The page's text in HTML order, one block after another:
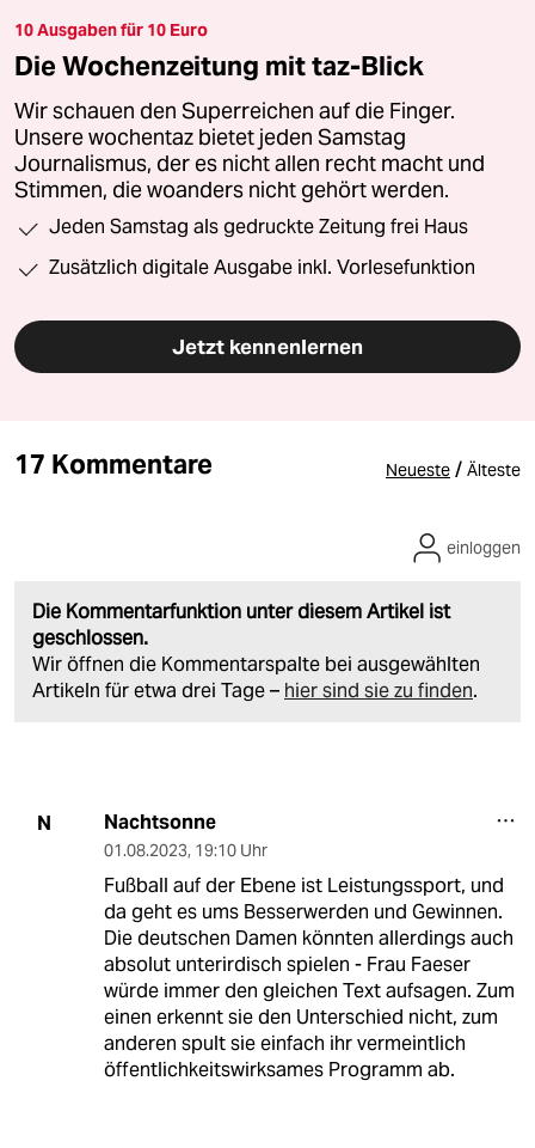
10 Ausgaben für 10 Euro
Die Wochenzeitung mit taz-Blick
Wir schauen den Superreichen auf die Finger.
Unsere wochentaz bietet jeden Samstag
Journalismus, der es nicht allen recht macht und
Stimmen, die woanders nicht gehört werden.
Jeden Samstag als gedruckte Zeitung frei Haus
Zusätzlich digitale Ausgabe inkl. Vorlesefunktion
Jetzt kennenlernen
17 Kommentare Neueste / Älteste
Die Kommentarfunktion unter diesem Artikel ist
geschlossen.
Wir öffnen die Kommentarspalte bei ausgewählten
Artikeln für etwa drei Tage – hier sind sie zu finden.
einloggen
N Nachtsonne
01.08.2023, 19:10 Uhr
Fußball auf der Ebene ist Leistungssport, und
da geht es ums Besserwerden und Gewinnen.
Die deutschen Damen könnten allerdings auch
absolut unterirdisch spielen - Frau Faeser
würde immer den gleichen Text aufsagen. Zum
einen erkennt sie den Unterschied nicht, zum
anderen spult sie einfach ihr vermeintlich
öffentlichkeitswirksames Programm ab.